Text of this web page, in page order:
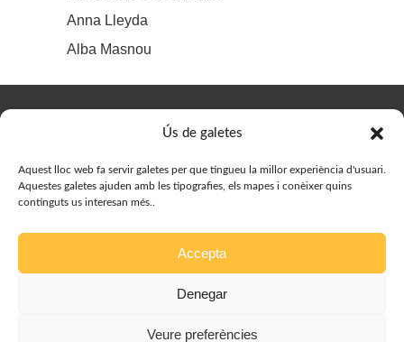
Ús de galetes
Aquest lloc web fa servir galetes per que tingueu la millor experiència d'usuari.
Aquestes galetes ajuden amb les tipografies, els mapes i conèixer quins
continguts us interesan més..
Accepta
Denegar
Veure preferències
Anna Lleyda
Alba Masnou